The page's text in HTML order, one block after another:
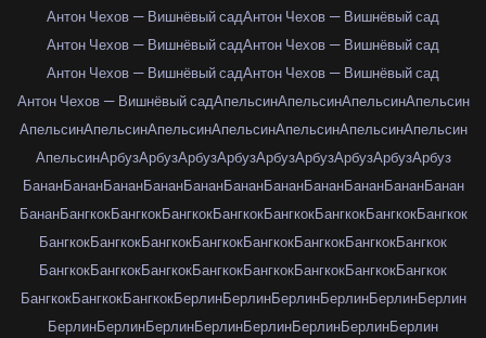
Антон Чехов — Вишнёвый садАнтон Чехов — Вишнёвый сад
Антон Чехов — Вишнёвый садАнтон Чехов — Вишнёвый сад
Антон Чехов — Вишнёвый садАнтон Чехов — Вишнёвый сад
Антон Чехов — Вишнёвый садАпельсинАпельсинАпельсинАпельсин
АпельсинАпельсинАпельсинАпельсинАпельсинАпельсинАпельсин
АпельсинАрбузАрбузАрбузАрбузАрбузАрбузАрбузАрбузАрбуз
БананБананБананБананБананБананБананБананБананБананБанан
БананБангкокБангкокБангкокБангкокБангкокБангкокБангкокБангкок
БангкокБангкокБангкокБангкокБангкокБангкокБангкокБангкок
БангкокБангкокБангкокБангкокБангкокБангкокБангкокБангкок
БангкокБангкокБангкокБерлинБерлинБерлинБерлинБерлинБерлин
БерлинБерлинБерлинБерлинБерлинБерлинБерлинБерлин